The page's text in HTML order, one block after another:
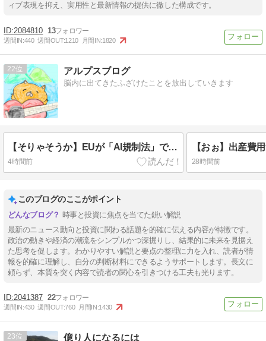
ィブ表現を抑え、実用性と最新情報の提供に徹した構成です。
2084810 13
週間IN:440 週間OUT:1210 月間IN:1820
22 アルプスブログ
脳内に出てきたふざけたことを放出していきます
【そりゃそうか】EUが「AI規制法」で透明性を義務化するらしいじゃん？
4時間前 28時間前
このブログのここがポイント
時事と投資に焦点を当てた鋭い解説
最新のニュース動向と投資に関わる話題を的確に伝える内容が特徴です。
政治の動きや経済の潮流をシンプルかつ深掘りし、結果的に未来を見据え
た思考を促します。わかりやすい解説と要点の整理に力を入れ、読者が情
報を的確に理解し、自分の判断材料にできるようサポートします。長文に
頼らず、本質を突く内容で読者の関心を引きつける工夫も光ります。
2041387 22
週間IN:430 週間OUT:760 月間IN:1430
23 億り人になるには